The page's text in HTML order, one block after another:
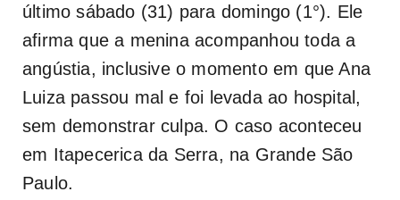
último sábado (31) para domingo (1°). Ele
afirma que a menina acompanhou toda a
angústia, inclusive o momento em que Ana
Luiza passou mal e foi levada ao hospital,
sem demonstrar culpa. O caso aconteceu
em Itapecerica da Serra, na Grande São
Paulo.